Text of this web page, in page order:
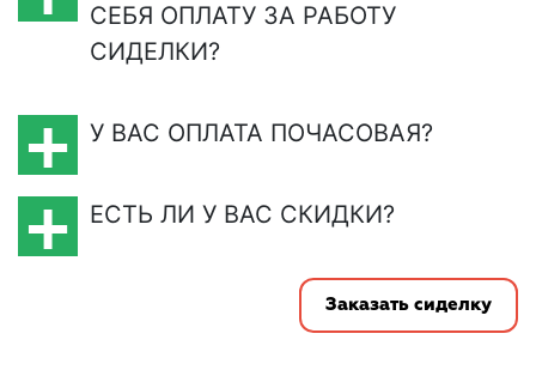
СЕБЯ ОПЛАТУ ЗА РАБОТУ
СИДЕЛКИ?
У ВАС ОПЛАТА ПОЧАСОВАЯ?
ЕСТЬ ЛИ У ВАС СКИДКИ?
Заказать сиделку